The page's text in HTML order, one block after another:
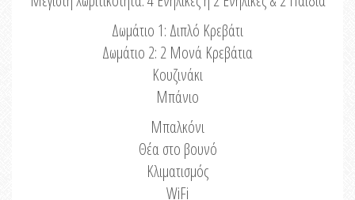
Δωμάτιο 1: Διπλό Κρεβάτι
Δωμάτιο 2: 2 Μονά Κρεβάτια
Κουζινάκι
Μπάνιο
Μπαλκόνι
Θέα στο βουνό
Κλιματισμός
WiFi